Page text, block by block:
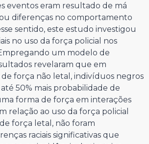
eventos eram resultado de má
diferenças no comportamento
sentido, este estudo investigou
no uso da força policial nos
um modelo de
revelaram que em
força não letal, indivíduos negros
50% mais probabilidade de
forma de força em interações
relação ao uso da força policial
força letal, não foram
raciais significativas que